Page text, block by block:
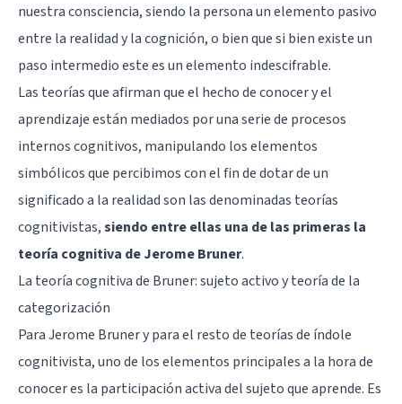
nuestra consciencia, siendo la persona un elemento pasivo
entre la realidad y la cognición, o bien que si bien existe un
paso intermedio este es un elemento indescifrable.
Las teorías que afirman que el hecho de conocer y el
aprendizaje están mediados por una serie de procesos
internos cognitivos, manipulando los elementos
simbólicos que percibimos con el fin de dotar de un
significado a la realidad son las denominadas teorías
cognitivistas,siendo entre ellas una de las primeras la
teoría cognitiva de Jerome Bruner.
La teoría cognitiva de Bruner: sujeto activo y teoría de la
categorización
ParaJerome Brunery para el resto de teorías de índole
cognitivista, uno de los elementos principales a la hora de
conocer es la participación activa del sujeto que aprende. Es